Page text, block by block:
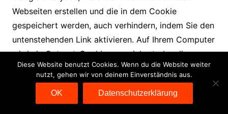
Webseiten erstellen und die in dem Cookie
gespeichert werden, auch verhindern, indem Sie den
untenstehenden Link aktivieren. Auf Ihrem Computer
wird ein Opt-out-Cookie gespeichert, das die
zukünftige Erfassung Ihrer Daten beim Besuch der
TG Osthofen Webseiten verhindert (dies gilt jedoch
nicht für andere Websites, die Sie besuchen, und
Diese Website benutzt Cookies. Wenn du die Website weiter
nutzt, gehen wir von deinem Einverständnis aus.
OK Datenschutzerklärung